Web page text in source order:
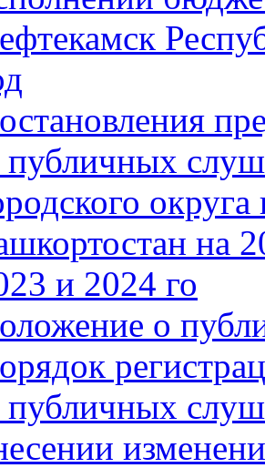
на
и 2024 го
о